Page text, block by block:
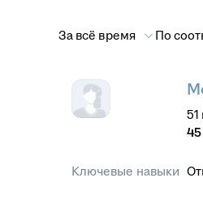
За всё время По
51
Ключевые навыки